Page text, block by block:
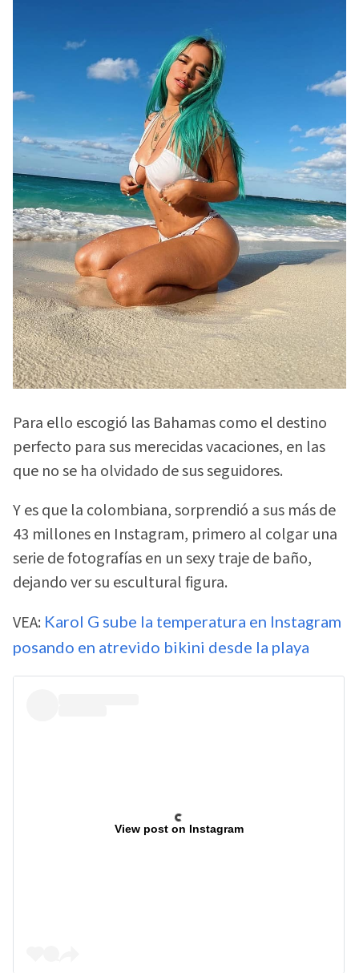
Para ello escogió las Bahamas como el destino
perfecto para sus merecidas vacaciones, en las
que no se ha olvidado de sus seguidores.
Y es que la colombiana, sorprendió a sus más de
43 millones en Instagram, primero al colgar una
serie de fotografías en un sexy traje de baño,
dejando ver su escultural figura.
VEA: Karol G sube la temperatura en Instagram
posando en atrevido bikini desde la playa
View post on Instagram